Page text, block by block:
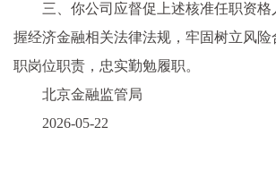
三、你公司应督促上述核准任职资
握经济金融相关法律法规，牢固树立风
职岗位职责，忠实勤勉履职。
北京金融监管局
2026-05-22